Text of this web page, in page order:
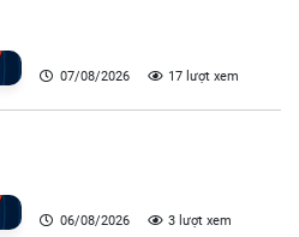
07/08/2026 17 lượt xem
06/08/2026 3 lượt xem